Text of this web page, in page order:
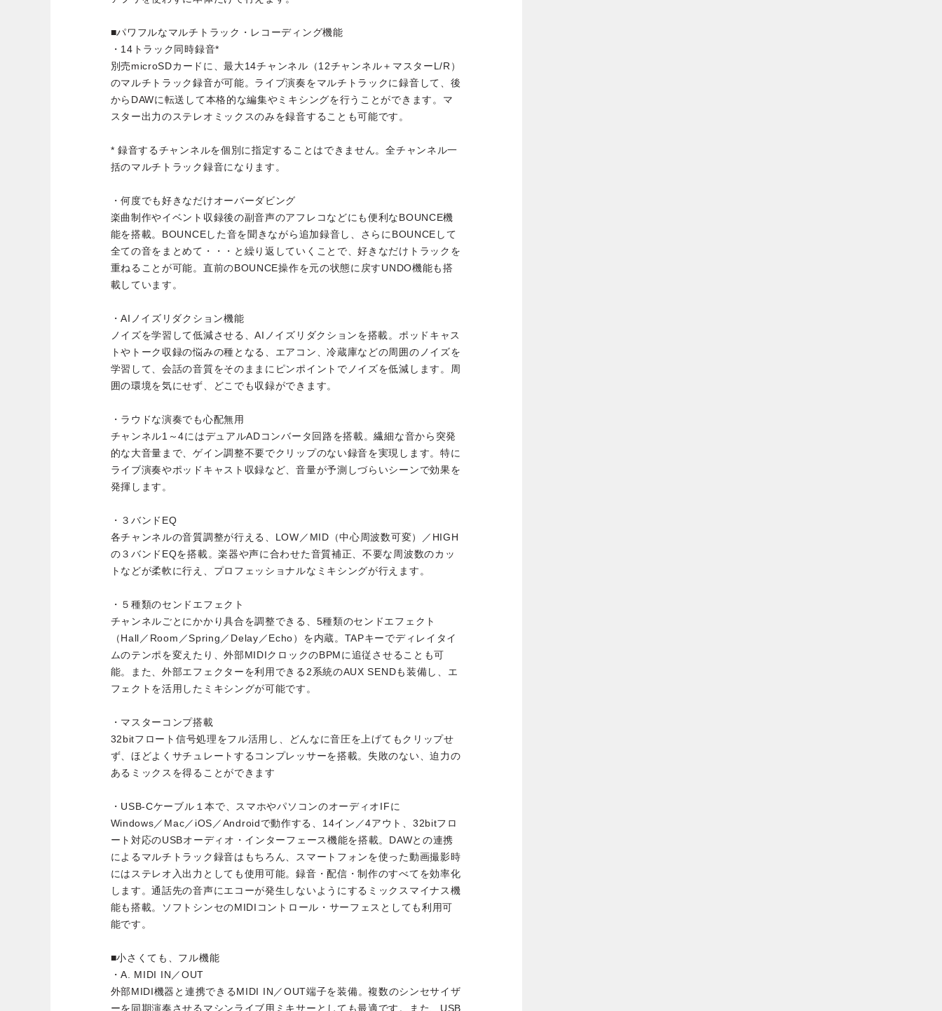
■パワフルなマルチトラック・レコーディング機能
・14トラック同時録音*
別売microSDカードに、最大14チャンネル（12チャンネル＋マスターL/R）
のマルチトラック録音が可能。ライブ演奏をマルチトラックに録音して、後
からDAWに転送して本格的な編集やミキシングを行うことができます。マ
スター出力のステレオミックスのみを録音することも可能です。
* 録音するチャンネルを個別に指定することはできません。全チャンネル一
括のマルチトラック録音になります。
・何度でも好きなだけオーバーダビング
楽曲制作やイベント収録後の副音声のアフレコなどにも便利なBOUNCE機
能を搭載。BOUNCEした音を聞きながら追加録音し、さらにBOUNCEして
全ての音をまとめて・・・と繰り返していくことで、好きなだけトラックを
重ねることが可能。直前のBOUNCE操作を元の状態に戻すUNDO機能も搭
載しています。
・AIノイズリダクション機能
ノイズを学習して低減させる、AIノイズリダクションを搭載。ポッドキャス
トやトーク収録の悩みの種となる、エアコン、冷蔵庫などの周囲のノイズを
学習して、会話の音質をそのままにピンポイントでノイズを低減します。周
囲の環境を気にせず、どこでも収録ができます。
・ラウドな演奏でも心配無用
チャンネル1～4にはデュアルADコンバータ回路を搭載。繊細な音から突発
的な大音量まで、ゲイン調整不要でクリップのない録音を実現します。特に
ライブ演奏やポッドキャスト収録など、音量が予測しづらいシーンで効果を
発揮します。
・３バンドEQ
各チャンネルの音質調整が行える、LOW／MID（中心周波数可変）／HIGH
の３バンドEQを搭載。楽器や声に合わせた音質補正、不要な周波数のカッ
トなどが柔軟に行え、プロフェッショナルなミキシングが行えます。
・５種類のセンドエフェクト
チャンネルごとにかかり具合を調整できる、5種類のセンドエフェクト
（Hall／Room／Spring／Delay／Echo）を内蔵。TAPキーでディレイタイ
ムのテンポを変えたり、外部MIDIクロックのBPMに追従させることも可
能。また、外部エフェクターを利用できる2系統のAUX SENDも装備し、エ
フェクトを活用したミキシングが可能です。
・マスターコンプ搭載
32bitフロート信号処理をフル活用し、どんなに音圧を上げてもクリップせ
ず、ほどよくサチュレートするコンプレッサーを搭載。失敗のない、迫力の
あるミックスを得ることができます
・USB-Cケーブル１本で、スマホやパソコンのオーディオIFに
Windows／Mac／iOS／Androidで動作する、14イン／4アウト、32bitフロ
ート対応のUSBオーディオ・インターフェース機能を搭載。DAWとの連携
によるマルチトラック録音はもちろん、スマートフォンを使った動画撮影時
にはステレオ入出力としても使用可能。録音・配信・制作のすべてを効率化
します。通話先の音声にエコーが発生しないようにするミックスマイナス機
能も搭載。ソフトシンセのMIDIコントロール・サーフェスとしても利用可
能です。
■小さくても、フル機能
・A. MIDI IN／OUT
外部MIDI機器と連携できるMIDI IN／OUT端子を装備。複数のシンセサイザ
ーを同期演奏させるマシンライブ用ミキサーとしても最適です。また、USB